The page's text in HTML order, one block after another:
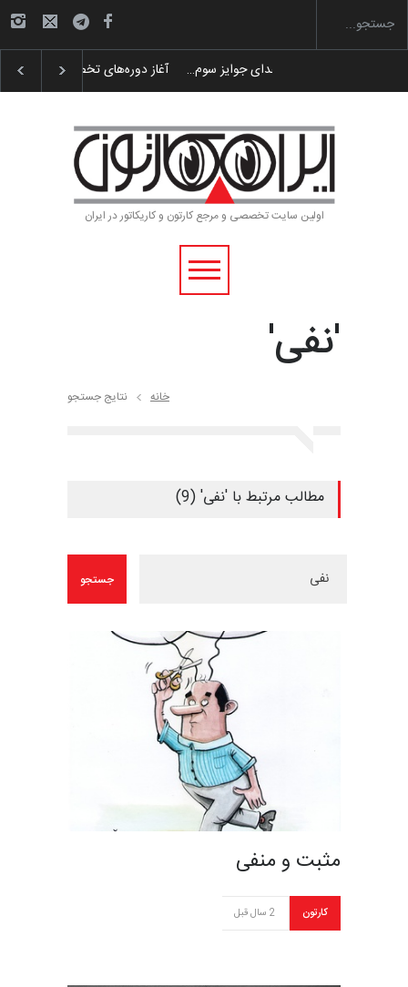
گزارش تصویری آیین اختتامیه و اهدای جوایز سوم…
اولین سایت تخصصی و مرجع کارتون و کاریکاتور در ایران
'نفی'
خانه نتایج جستجو
مطالب مرتبط با 'نفی' (9)
مثبت و منفی
کارتون 2 سال قبل